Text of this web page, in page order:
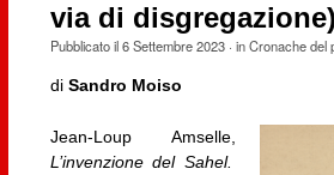
via di disgregazione)
Pubblicato il6 Settembre 2023· inCronache del
di Sandro Moiso
Jean-Loup Amselle,
L’invenzione del Sahel.